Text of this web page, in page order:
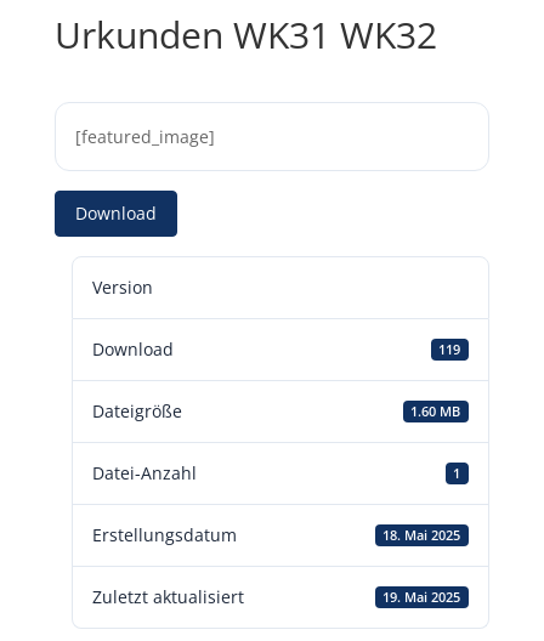
Urkunden WK31 WK32
[featured_image]
Download
Version
Download 119
Dateigröße 1.60 MB
Datei-Anzahl 1
Erstellungsdatum 18. Mai 2025
Zuletzt aktualisiert 19. Mai 2025